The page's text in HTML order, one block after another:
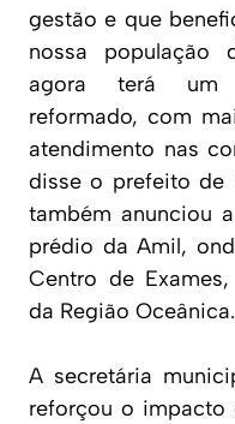
gestão e que
nossa população
agora terá um
reformado, com
atendimento nas
disse o prefeito de
também anunciou
prédio da Amil,
Centro de
da Região Oceânica.
A secretária
reforçou o impacto